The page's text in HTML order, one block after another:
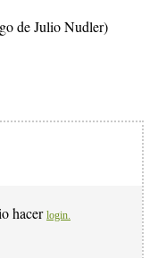
de Julio Nudler)
hacer login.